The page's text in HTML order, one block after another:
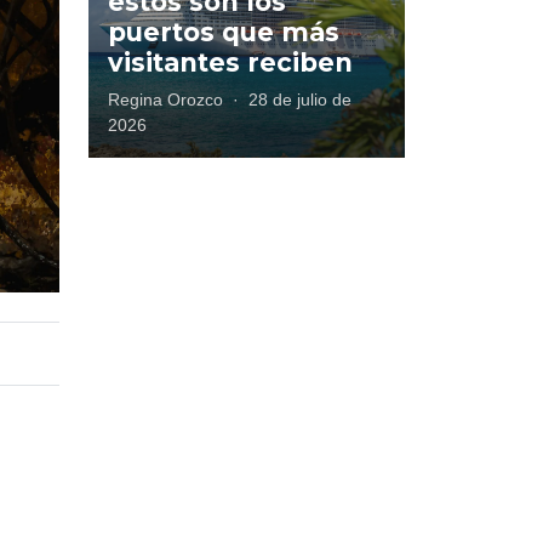
puertos que más
visitantes reciben
Regina Orozco ·
28 de julio de
2026